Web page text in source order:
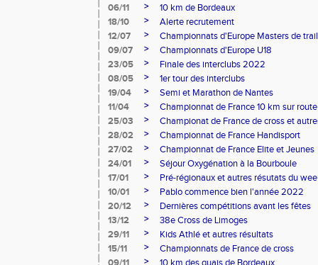
06/11
>
10 km de Bordeaux
18/10
>
Alerte recrutement
12/07
>
Championnats d'Europe Masters de trail
09/07
>
Championnats d'Europe U18
23/05
>
Finale des interclubs 2022
08/05
>
1er tour des interclubs
19/04
>
Semi et Marathon de Nantes
11/04
>
Championnat de France 10 km sur route
25/03
>
Championat de France de cross et
28/02
>
Championnat de France Handisport
27/02
>
Championnat de France Elite et Jeunes
24/01
>
Séjour Oxygénation à la Bourboule
17/01
>
Pré-régionaux et autres résutats du
10/01
>
Pablo commence bien l'année 2022
20/12
>
Dernières compétitions avant les fêtes
13/12
>
38e Cross de Limoges
29/11
>
Kids Athlé et autres résultats
15/11
>
Championnats de France de cross
>